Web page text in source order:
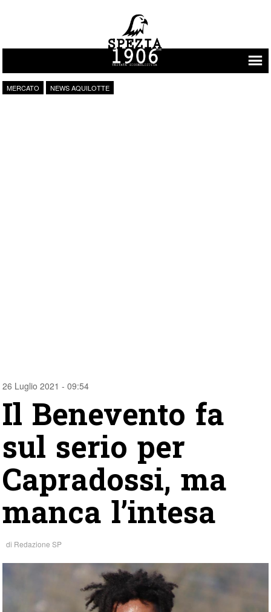
Vai al contenuto
MERCATO NEWS AQUILOTTE
26 Luglio 2021 - 09:54
Il Benevento fa
sul serio per
Capradossi, ma
manca l’intesa
di Redazione SP